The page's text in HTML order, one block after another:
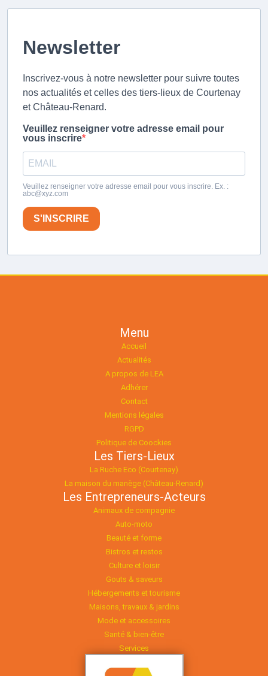
Newsletter
Inscrivez-vous à notre newsletter pour suivre toutes
nos actualités et celles des tiers-lieux de Courtenay
et Château-Renard.
Veuillez renseigner votre adresse email pour
vous inscrire
Veuillez renseigner votre adresse email pour vous inscrire. Ex. :
abc@xyz.com
S'INSCRIRE
Menu
Accueil
Actualités
A propos de LEA
Adhérer
Contact
Mentions légales
RGPD
Politique de Coockies
Les Tiers-Lieux
La Ruche Eco (Courtenay)
La maison du manège (Château-Renard)
Les Entrepreneurs-Acteurs
Animaux de compagnie
Auto-moto
Beauté et forme
Bistros et restos
Culture et loisir
Gouts & saveurs
Hébergements et tourisme
Maisons, travaux & jardins
Mode et accessoires
Santé & bien-être
Services